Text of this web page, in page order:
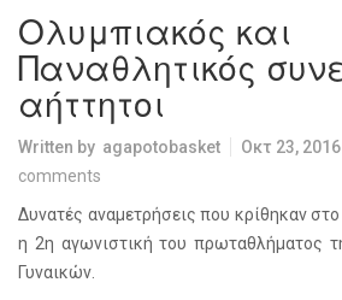
Ολυμπιακός και
Παναθλητικός
αήττητοι
Written by agapotobasket Οκτ 23, 2016
comments
Δυνατές αναμετρήσεις που κρίθηκαν
η 2η αγωνιστική του πρωταθλήματος
Γυναικών.